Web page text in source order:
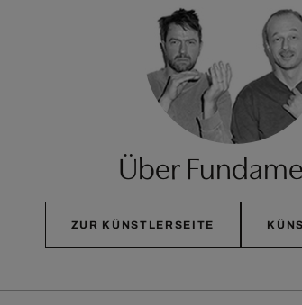
Über
ZUR KÜNSTLERSEITE